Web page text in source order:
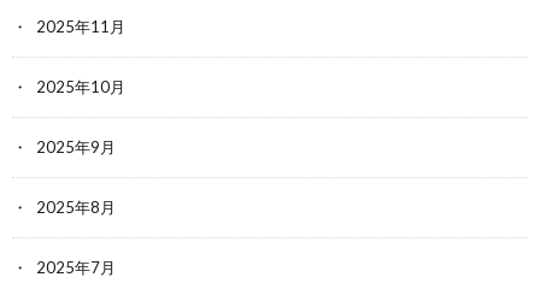
2025年11月
2025年10月
2025年9月
2025年8月
2025年7月